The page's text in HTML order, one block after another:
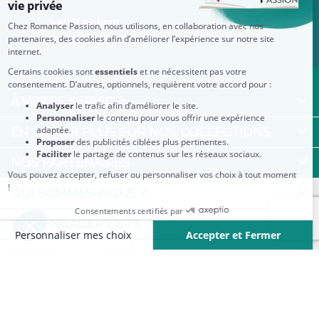
Service client
7/7 de 8h à 20h
À VOTRE SERVICE
EN SAVOIR PLUS SUR NOS COLLECTIONS
NOS PARTENAIRES
NOS ENGAGEMENTS